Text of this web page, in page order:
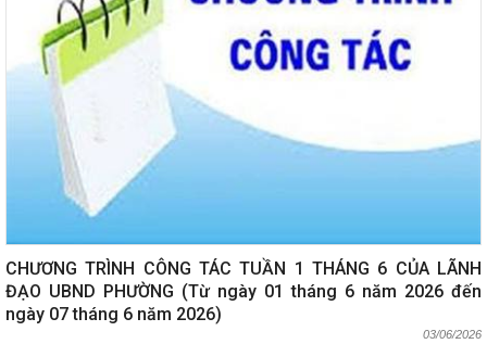
CHƯƠNG TRÌNH CÔNG TÁC TUẦN 1 THÁNG 6 CỦA LÃNH
ĐẠO UBND PHƯỜNG (Từ ngày 01 tháng 6 năm 2026 đến
ngày 07 tháng 6 năm 2026)
03/06/2026